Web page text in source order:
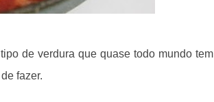
de verdura que quase todo mundo tem
fazer.